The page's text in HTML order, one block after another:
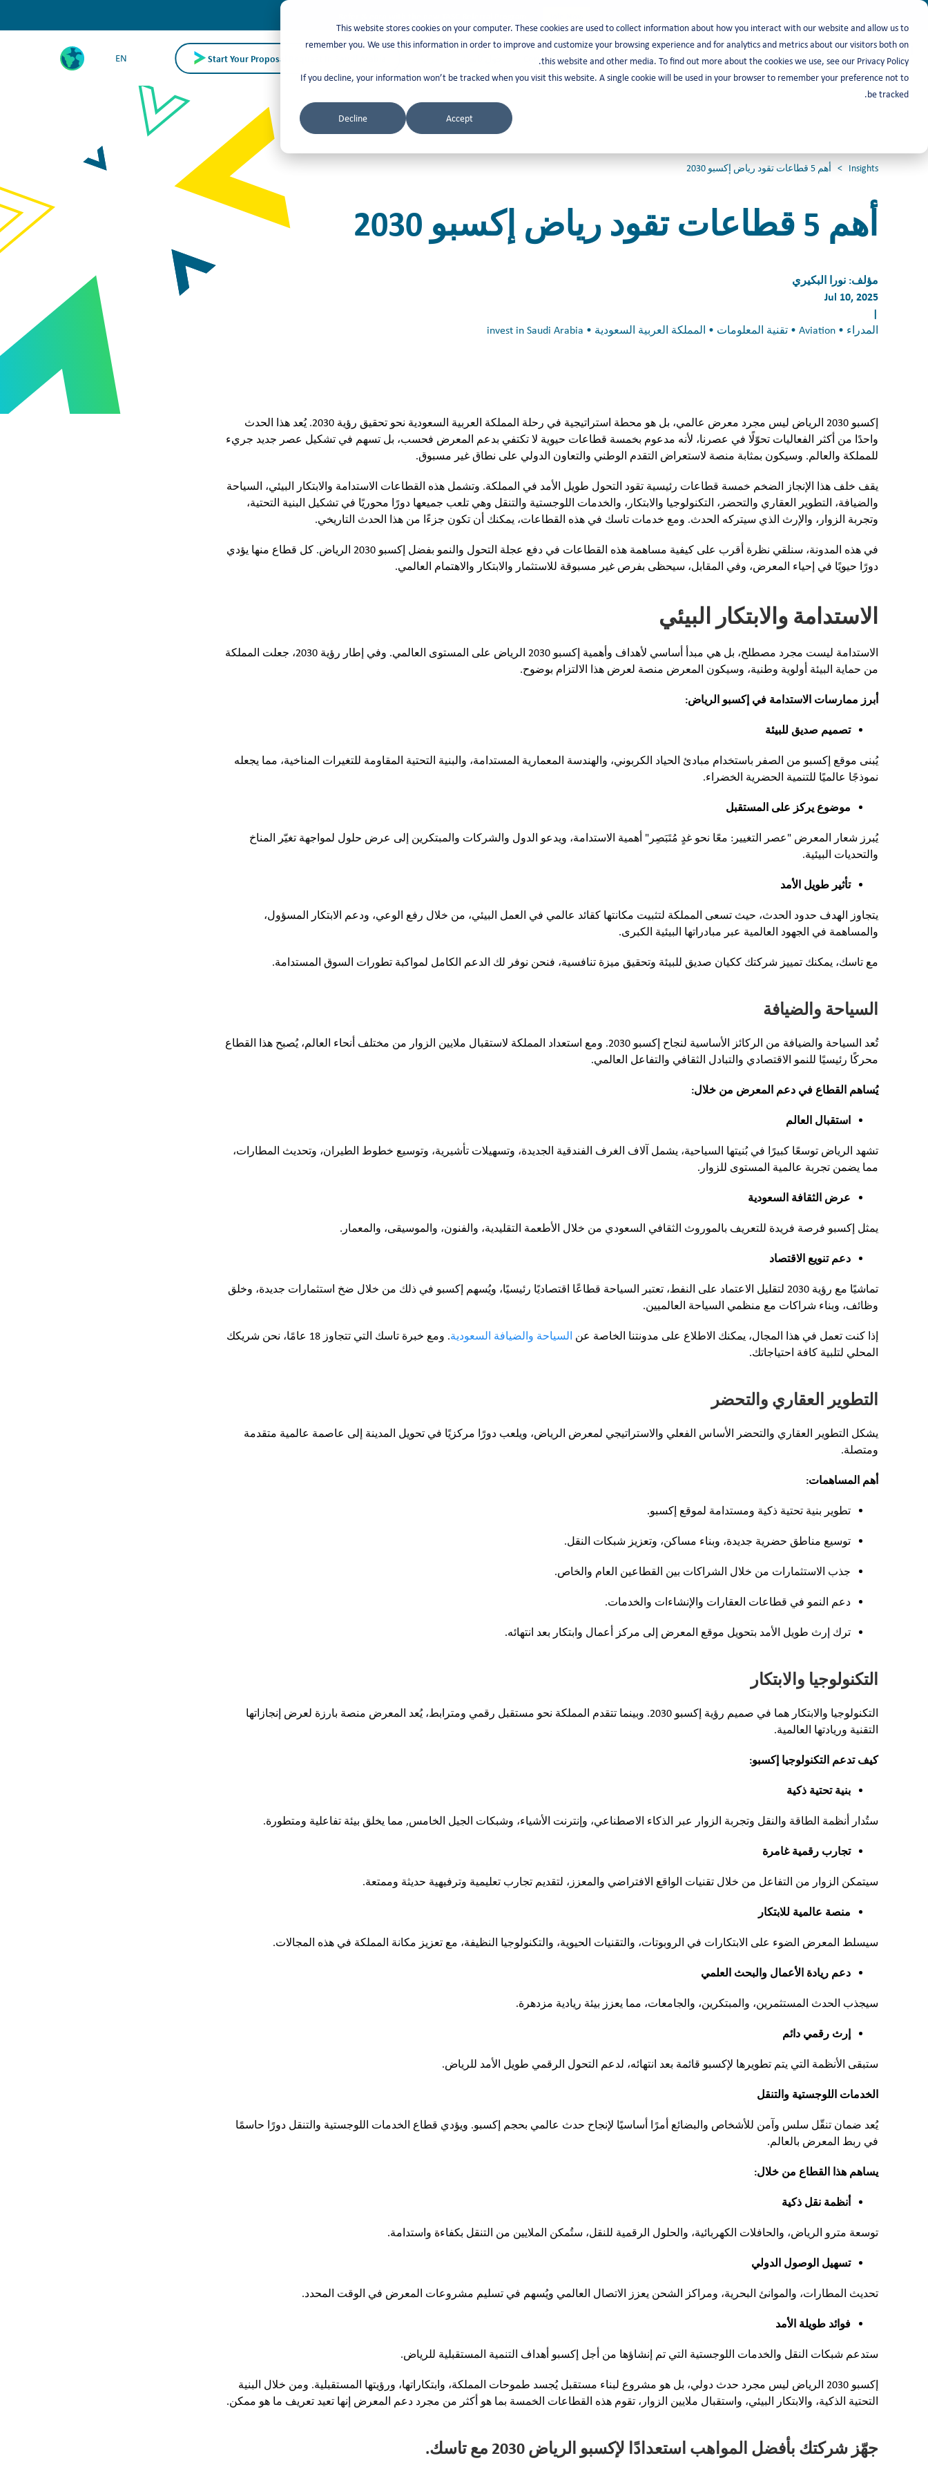
This website stores cookies on your computer. These cookies are used to collect information about how you interact with our website and allow us to
remember you. We use this information in order to improve and customize your browsing experience and for analytics and metrics about our visitors both on
this website and other media. To find out more about the cookies we use, see our Privacy Policy.
If you decline, your information won’t be tracked when you visit this website. A single cookie will be used in your browser to remember your preference not to
be tracked.
Accept
Decline
باحث عن عمل أصحاب العمل Corporate Services
Start Your Proposal Request In Saudi Arabia
EN
Insights > أهم 5 قطاعات تقود رياض إكسبو 2030
أهم 5 قطاعات تقود رياض إكسبو 2030
مؤلف: نورا البكيري
Jul 10, 2025
|
المدراء • Aviation • تقنية المعلومات • المملكة العربية السعودية • invest in Saudi Arabia
إكسبو 2030 الرياض ليس مجرد معرض عالمي، بل هو محطة استراتيجية في رحلة المملكة العربية السعودية نحو تحقيق رؤية 2030. يُعد هذا الحدث
واحدًا من أكثر الفعاليات تحوّلًا في عصرنا، لأنه مدعوم بخمسة قطاعات حيوية لا تكتفي بدعم المعرض فحسب، بل تسهم في تشكيل عصر جديد جريء
للمملكة والعالم. وسيكون بمثابة منصة لاستعراض التقدم الوطني والتعاون الدولي على نطاق غير مسبوق.
يقف خلف هذا الإنجاز الضخم خمسة قطاعات رئيسية تقود التحول طويل الأمد في المملكة. وتشمل هذه القطاعات الاستدامة والابتكار البيئي، السياحة
والضيافة، التطوير العقاري والتحضر، التكنولوجيا والابتكار، والخدمات اللوجستية والتنقل وهي تلعب جميعها دورًا محوريًا في تشكيل البنية التحتية،
وتجربة الزوار، والإرث الذي سيتركه الحدث. ومع خدمات تاسك في هذه القطاعات، يمكنك أن تكون جزءًا من هذا الحدث التاريخي.
في هذه المدونة، سنلقي نظرة أقرب على كيفية مساهمة هذه القطاعات في دفع عجلة التحول والنمو بفضل إكسبو 2030 الرياض. كل قطاع منها يؤدي
دورًا حيويًا في إحياء المعرض، وفي المقابل، سيحظى بفرص غير مسبوقة للاستثمار والابتكار والاهتمام العالمي.
الاستدامة والابتكار البيئي
الاستدامة ليست مجرد مصطلح، بل هي مبدأ أساسي لأهداف وأهمية إكسبو 2030 الرياض على المستوى العالمي. وفي إطار رؤية 2030، جعلت المملكة
من حماية البيئة أولوية وطنية، وسيكون المعرض منصة لعرض هذا الالتزام بوضوح.
أبرز ممارسات الاستدامة في إكسبو الرياض:
تصميم صديق للبيئة
يُبنى موقع إكسبو من الصفر باستخدام مبادئ الحياد الكربوني، والهندسة المعمارية المستدامة، والبنية التحتية المقاومة للتغيرات المناخية، مما يجعله
نموذجًا عالميًا للتنمية الحضرية الخضراء.
موضوع يركز على المستقبل
يُبرز شعار المعرض "عصر التغيير: معًا نحو غدٍ مُتَبَصِر" أهمية الاستدامة، ويدعو الدول والشركات والمبتكرين إلى عرض حلول لمواجهة تغيّر المناخ
والتحديات البيئية.
تأثير طويل الأمد
يتجاوز الهدف حدود الحدث، حيث تسعى المملكة لتثبيت مكانتها كقائد عالمي في العمل البيئي، من خلال رفع الوعي، ودعم الابتكار المسؤول،
والمساهمة في الجهود العالمية عبر مبادراتها البيئية الكبرى.
مع تاسك، يمكنك تمييز شركتك ككيان صديق للبيئة وتحقيق ميزة تنافسية، فنحن نوفر لك الدعم الكامل لمواكبة تطورات السوق المستدامة.
السياحة والضيافة
تُعد السياحة والضيافة من الركائز الأساسية لنجاح إكسبو 2030. ومع استعداد المملكة لاستقبال ملايين الزوار من مختلف أنحاء العالم، يُصبح هذا القطاع
محركًا رئيسيًا للنمو الاقتصادي والتبادل الثقافي والتفاعل العالمي.
يُساهم القطاع في دعم المعرض من خلال:
استقبال العالم
تشهد الرياض توسعًا كبيرًا في بُنيتها السياحية، يشمل آلاف الغرف الفندقية الجديدة، وتسهيلات تأشيرية، وتوسيع خطوط الطيران، وتحديث المطارات،
مما يضمن تجربة عالمية المستوى للزوار.
عرض الثقافة السعودية
يمثل إكسبو فرصة فريدة للتعريف بالموروث الثقافي السعودي من خلال الأطعمة التقليدية، والفنون، والموسيقى، والمعمار.
دعم تنويع الاقتصاد
تماشيًا مع رؤية 2030 لتقليل الاعتماد على النفط، تعتبر السياحة قطاعًا اقتصاديًا رئيسيًا، ويُسهم إكسبو في ذلك من خلال ضخ استثمارات جديدة، وخلق
وظائف، وبناء شراكات مع منظمي السياحة العالميين.
إذا كنت تعمل في هذا المجال، يمكنك الاطلاع على مدونتنا الخاصة عن السياحة والضيافة السعودية
. ومع خبرة تاسك التي تتجاوز 18 عامًا، نحن شريكك
المحلي لتلبية كافة احتياجاتك.
التطوير العقاري والتحضر
يشكل التطوير العقاري والتحضر الأساس الفعلي والاستراتيجي لمعرض الرياض، ويلعب دورًا مركزيًا في تحويل المدينة إلى عاصمة عالمية متقدمة
ومتصلة.
أهم المساهمات:
تطوير بنية تحتية ذكية ومستدامة لموقع إكسبو.
توسيع مناطق حضرية جديدة، وبناء مساكن، وتعزيز شبكات النقل.
جذب الاستثمارات من خلال الشراكات بين القطاعين العام والخاص.
دعم النمو في قطاعات العقارات والإنشاءات والخدمات.
ترك إرث طويل الأمد بتحويل موقع المعرض إلى مركز أعمال وابتكار بعد انتهائه.
التكنولوجيا والابتكار
التكنولوجيا والابتكار هما في صميم رؤية إكسبو 2030. وبينما تتقدم المملكة نحو مستقبل رقمي ومترابط، يُعد المعرض منصة بارزة لعرض إنجازاتها
التقنية وريادتها العالمية.
كيف تدعم التكنولوجيا إكسبو:
بنية تحتية ذكية
ستُدار أنظمة الطاقة والنقل وتجربة الزوار عبر الذكاء الاصطناعي، وإنترنت الأشياء، وشبكات الجيل الخامس, مما يخلق بيئة تفاعلية ومتطورة.
تجارب رقمية غامرة
سيتمكن الزوار من التفاعل من خلال تقنيات الواقع الافتراضي والمعزز، لتقديم تجارب تعليمية وترفيهية حديثة وممتعة.
منصة عالمية للابتكار
سيسلط المعرض الضوء على الابتكارات في الروبوتات، والتقنيات الحيوية، والتكنولوجيا النظيفة، مع تعزيز مكانة المملكة في هذه المجالات.
دعم ريادة الأعمال والبحث العلمي
سيجذب الحدث المستثمرين، والمبتكرين، والجامعات، مما يعزز بيئة ريادية مزدهرة.
إرث رقمي دائم
ستبقى الأنظمة التي يتم تطويرها لإكسبو قائمة بعد انتهائه، لدعم التحول الرقمي طويل الأمد للرياض.
الخدمات اللوجستية والتنقل
يُعد ضمان تنقّل سلس وآمن للأشخاص والبضائع أمرًا أساسيًا لإنجاح حدث عالمي بحجم إكسبو. ويؤدي قطاع الخدمات اللوجستية والتنقل دورًا حاسمًا
في ربط المعرض بالعالم.
يساهم هذا القطاع من خلال:
أنظمة نقل ذكية
توسعة مترو الرياض، والحافلات الكهربائية، والحلول الرقمية للنقل، ستُمكن الملايين من التنقل بكفاءة واستدامة.
تسهيل الوصول الدولي
تحديث المطارات، والموانئ البحرية، ومراكز الشحن يعزز الاتصال العالمي ويُسهم في تسليم مشروعات المعرض في الوقت المحدد.
فوائد طويلة الأمد
ستدعم شبكات النقل والخدمات اللوجستية التي تم إنشاؤها من أجل إكسبو أهداف التنمية المستقبلية للرياض.
إكسبو 2030 الرياض ليس مجرد حدث دولي، بل هو مشروع لبناء مستقبل يُجسد طموحات المملكة، وابتكاراتها، ورؤيتها المستقبلية. ومن خلال البنية
التحتية الذكية، والابتكار البيئي، واستقبال ملايين الزوار، تقوم هذه القطاعات الخمسة بما هو أكثر من مجرد دعم المعرض إنها تعيد تعريف ما هو ممكن.
جهّز شركتك بأفضل المواهب استعدادًا لإكسبو الرياض 2030 مع تاسك.